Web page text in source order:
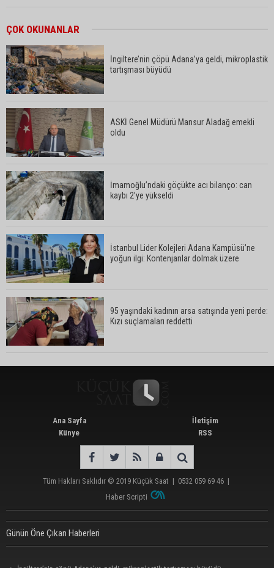
Süreyya Yavuz’dan şehit ailelerine ziyaret
Murat Şahin Aktürk, YENİ Parti Tufanbeyli İlçe
Başkanı oldu
ASKİ Genel Müdürü Mansur Aladağ emekli oldu
İngiltere’nin çöpü Adana’ya geldi, mikroplastik
tartışması büyüdü
ATÜ’de "Sunar Gastronomi ve Mutfak Sanatları
Akademisi" kuruluyor
ÇOK OKUNANLAR
İngiltere’nin çöpü Adana’ya geldi, mikroplastik
tartışması büyüdü
ASKİ Genel Müdürü Mansur Aladağ emekli
oldu
İmamoğlu’ndaki göçükte acı bilanço: can
kaybı 2’ye yükseldi
İstanbul Lider Kolejleri Adana Kampüsü’ne
yoğun ilgi: Kontenjanlar dolmak üzere
95 yaşındaki kadının arsa satışında yeni perde:
Kızı suçlamaları reddetti
Ana Sayfa
Künye
İletişim
RSS
Tüm Hakları Saklıdır © 2019 Küçük Saat | 0532 059 69 46 |
Haber Scripti
Günün Öne Çıkan Haberleri